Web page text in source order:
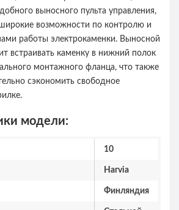
выносного пульта управления,
возможности по контролю и
работы электрокаменки. Выносной
встраивать каменку в нижний полок
монтажного фланца, что также
сэкономить свободное
модели:
10
Harvia
Финляндия